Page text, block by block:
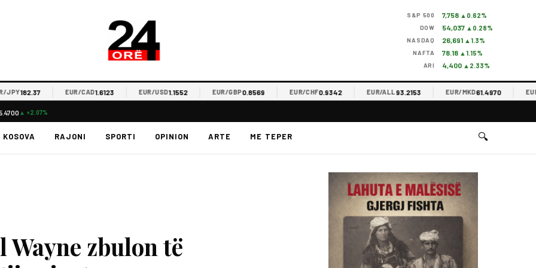
S&P 500 7,758 ▲0.62%
DOW 54,037 ▲0.28%
NASDAQ 26,691 ▲1.3%
NAFTA 78.18 ▲1.15%
ARI 4,400 ▲2.33%
182.37 EUR/CAD1.6123 EUR/USD1.1552 EUR/GBP0.8569 EUR/CHF0.9342 EUR/ALL93.2153 EUR/MKD61.4970 EUR/
▲ +2.07%
KOSOVA RAJONI SPORTI OPINION ARTE ME TEPER 🔍
Wayne zbulon të